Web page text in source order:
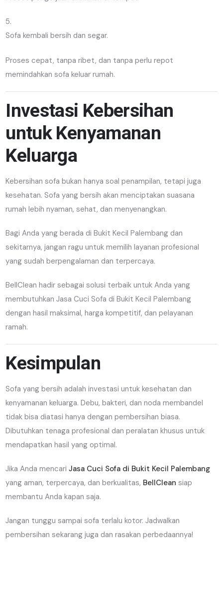
Sofa kembali bersih dan segar.
Proses cepat, tanpa ribet, dan tanpa perlu repot
memindahkan sofa keluar rumah.
Investasi Kebersihan
untuk Kenyamanan
Keluarga
Kebersihan sofa bukan hanya soal penampilan, tetapi juga
kesehatan. Sofa yang bersih akan menciptakan suasana
rumah lebih nyaman, sehat, dan menyenangkan.
Bagi Anda yang berada di Bukit Kecil Palembang dan
sekitarnya, jangan ragu untuk memilih layanan profesional
yang sudah berpengalaman dan terpercaya.
BellClean hadir sebagai solusi terbaik untuk Anda yang
membutuhkan Jasa Cuci Sofa di Bukit Kecil Palembang
dengan hasil maksimal, harga kompetitif, dan pelayanan
ramah.
Kesimpulan
Sofa yang bersih adalah investasi untuk kesehatan dan
kenyamanan keluarga. Debu, bakteri, dan noda membandel
tidak bisa diatasi hanya dengan pembersihan biasa.
Dibutuhkan tenaga profesional dan peralatan khusus untuk
mendapatkan hasil yang optimal.
Jika Anda mencariJasa Cuci Sofa di Bukit Kecil Palembang
yang aman, terpercaya, dan berkualitas, BellClean siap
membantu Anda kapan saja.
Jangan tunggu sampai sofa terlalu kotor. Jadwalkan
pembersihan sekarang juga dan rasakan perbedaannya!